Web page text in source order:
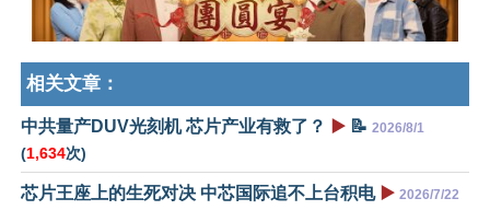
相关文章：
中共量产DUV光刻机 芯片产业有救了？ ▶️ 📝 2026/8/1
(1,634次)
芯片王座上的生死对决 中芯国际追不上台积电 ▶️ 2026/7/22